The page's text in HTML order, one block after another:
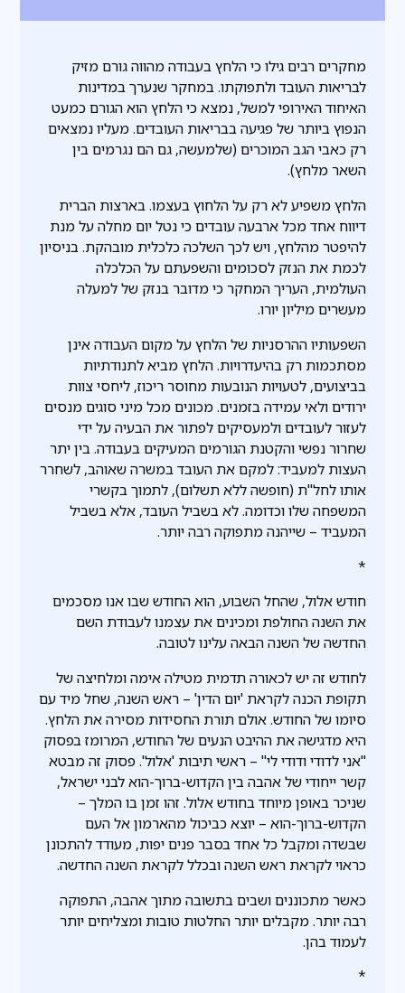
מחקרים רבים גילו כי הלחץ בעבודה מהווה גורם מזיק
לבריאות העובד ולתפוקתו. במחקר שנערך במדינות
האיחוד האירופי למשל, נמצא כי הלחץ הוא הגורם כמעט
הנפוץ ביותר של פגיעה בבריאות העובדים. מעליו נמצאים
רק כאבי הגב המוכרים (שלמעשה, גם הם נגרמים בין
השאר מלחץ).
הלחץ משפיע לא רק על הלחוץ בעצמו. בארצות הברית
דיווח אחד מכל ארבעה עובדים כי נטל יום מחלה על מנת
להיפטר מהלחץ, ויש לכך השלכה כלכלית מובהקת. בניסיון
לכמת את הנזק לסכומים והשפעתם על הכלכלה
העולמית, העריך המחקר כי מדובר בנזק של למעלה
מעשרים מיליון יורו.
השפעותיו ההרסניות של הלחץ על מקום העבודה אינן
מסתכמות רק בהיעדרויות. הלחץ מביא לתנודתיות
בביצועים, לטעויות הנובעות מחוסר ריכוז, ליחסי צוות
ירודים ולאי עמידה בזמנים. מכונים מכל מיני סוגים מנסים
לעזור לעובדים ולמעסיקים לפתור את הבעיה על ידי
שחרור נפשי והקטנת הגורמים המעיקים בעבודה. בין יתר
העצות למעביד: למקם את העובד במשרה שאוהב, לשחרר
אותו לחל"ת (חופשה ללא תשלום), לתמוך בקשרי
המשפחה שלו וכדומה. לא בשביל העובד, אלא בשביל
המעביד – שייהנה מתפוקה רבה יותר.
*
חודש אלול, שהחל השבוע, הוא החודש שבו אנו מסכמים
את השנה החולפת ומכינים את עצמנו לעבודת השם
החדשה של השנה הבאה עלינו לטובה.
לחודש זה יש לכאורה תדמית מטילה אימה ומלחיצה של
תקופת הכנה לקראת 'יום הדין' – ראש השנה, שחל מיד עם
סיומו של החודש. אולם תורת החסידות מסירה את הלחץ.
היא מדגישה את ההיבט הנעים של החודש, המרומז בפסוק
"אני לדודי ודודי לי" – ראשי תיבות 'אלול'. פסוק זה מבטא
קשר ייחודי של אהבה בין הקדוש-ברוך-הוא לבני ישראל,
שניכר באופן מיוחד בחודש אלול. זהו זמן בו המלך –
הקדוש-ברוך-הוא – יוצא כביכול מהארמון אל העם
שבשדה ומקבל כל אחד בסבר פנים יפות, מעודד להתכונן
כראוי לקראת ראש השנה ובכלל לקראת השנה החדשה.
כאשר מתכוננים ושבים בתשובה מתוך אהבה, התפוקה
רבה יותר. מקבלים יותר החלטות טובות ומצליחים יותר
לעמוד בהן.
*